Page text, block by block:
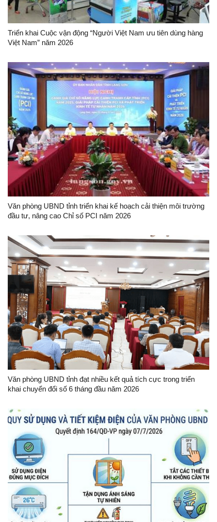
Triển khai Cuộc vận động “Người Việt Nam ưu tiên dùng hàng
Việt Nam” năm 2026
Văn phòng UBND tỉnh triển khai kế hoạch cải thiện môi trường
đầu tư, nâng cao Chỉ số PCI năm 2026
Văn phòng UBND tỉnh đạt nhiều kết quả tích cực trong triển
khai chuyển đổi số 6 tháng đầu năm 2026